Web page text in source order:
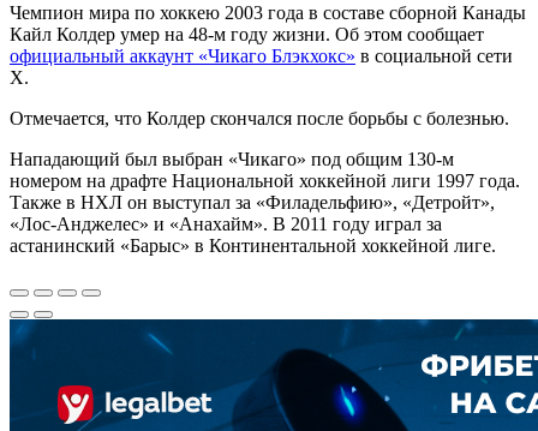
Чемпион мира по хоккею 2003 года в составе сборной Канады
Кайл Колдер умер на 48-м году жизни. Об этом сообщает
официальный аккаунт «Чикаго Блэкхокс» в социальной сети
Х.
Отмечается, что Колдер скончался после борьбы с болезнью.
Нападающий был выбран «Чикаго» под общим 130-м
номером на драфте Национальной хоккейной лиги 1997 года.
Также в НХЛ он выступал за «Филадельфию», «Детройт»,
«Лос-Анджелес» и «Анахайм». В 2011 году играл за
астанинский «Барыс» в Континентальной хоккейной лиге.